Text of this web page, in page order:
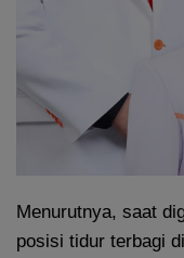
Menurutnya, saat
posisi tidur terbagi